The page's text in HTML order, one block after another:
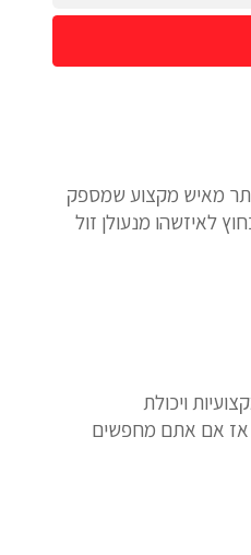
מאיש מקצוע שמספק
לאיזשהו מנעולן זול
ויכולת
אז אם אתם מחפשים